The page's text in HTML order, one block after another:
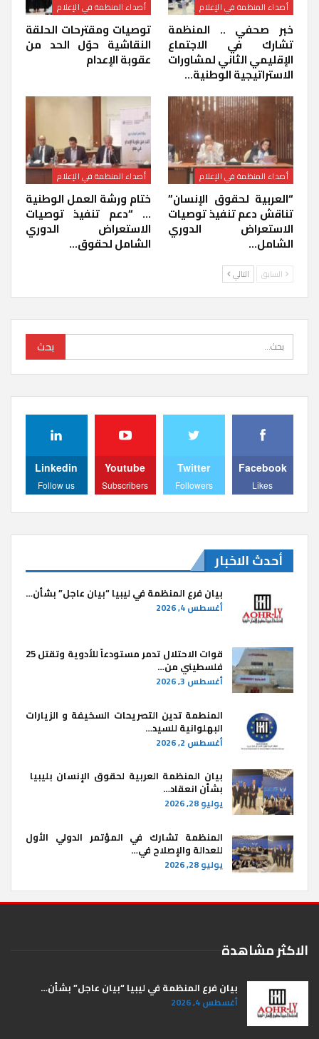
أصداء المنظمة في الإعلام
خبر صحفي .. المنظمة
تشارك في الاجتماع
الإقليمي الثاني لمشاورات
الاستراتيجية الوطنية…
أصداء المنظمة في الإعلام
توصيات ومقترحات الحلقة
النقاشية حوّل الحد من
عقوبة الإعدام
أصداء المنظمة في الإعلام
“العربية لحقوق الإنسان”
تناقش دعم تنفيذ توصيات
الاستعراض الدوري
الشامل…
أصداء المنظمة في الإعلام
ختام ورشة العمل الوطنية
… “دعم تنفيذ توصيات
الاستعراض الدوري
الشامل لحقوق…
السابق التالي
Facebook
Likes
Twitter
Followers
Youtube
Subscribers
Linkedin
Follow us
أحدث الاخبار
بيان فرع المنظمة في ليبيا “بيان عاجل” بشأن…
أغسطس 4, 2026
قوات الاحتلال تدمر مستودعاً للأدوية وتقتل 25
فلسطيني من…
أغسطس 3, 2026
المنطمة تدين التصريحات السخيفة و الزيارات
البهلوانية للسيد…
أغسطس 2, 2026
بيان المنظمة العربية لحقوق الإنسان بليبيا ​
بشأن انعقاد…
يوليو 28, 2026
المنظمة تشارك في المؤتمر الدولي الأول
للعدالة والإصلاح في…
يوليو 28, 2026
الاكثر مشاهدة
بيان فرع المنظمة في ليبيا “بيان عاجل” بشأن…
أغسطس 4, 2026